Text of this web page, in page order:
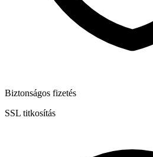
Biztonságos fizetés
SSL titkosítás